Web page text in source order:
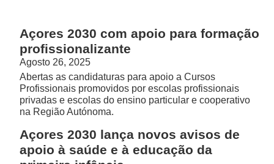
Açores 2030 com apoio para formação
profissionalizante
Agosto 26, 2025
Abertas as candidaturas para apoio a Cursos
Profissionais promovidos por escolas profissionais
privadas e escolas do ensino particular e cooperativo
na Região Autónoma.
Açores 2030 lança novos avisos de
apoio à saúde e à educação da